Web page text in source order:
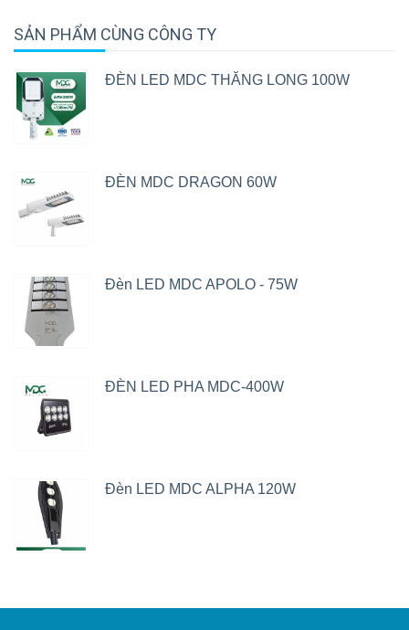
SẢN PHẨM CÙNG CÔNG TY
ĐÈN LED MDC THĂNG LONG 100W
ĐÈN MDC DRAGON 60W
Đèn LED MDC APOLO - 75W
ĐÈN LED PHA MDC-400W
Đèn LED MDC ALPHA 120W